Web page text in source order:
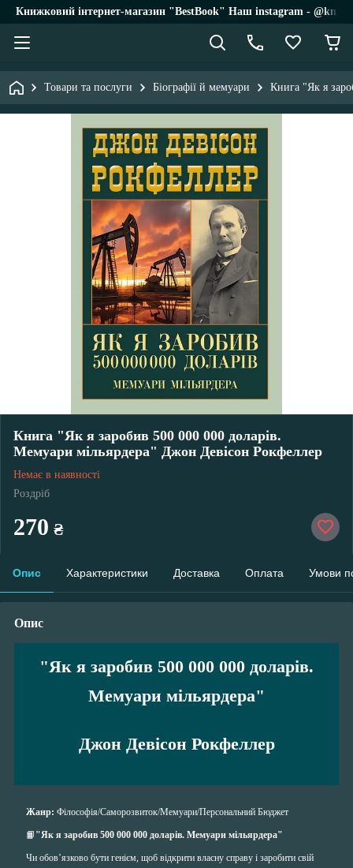
Книжковий інтернет-магазин "BestBook" Наш instagram -
Товари та послуги Біографії й мемуари Книга "Як я
Книга "Як я заробив 500 000 000 доларів.
Мемуари мільярдера" Джон Девісон Рокфеллер
Немає в наявності
Роздріб
270 ₴
Опис Характеристики Доставка Оплата Умови
Опис
"Як я заробив 500 000 000 доларів.
Мемуари мільярдера"
Джон Девісон Рокфеллер
Жанр: Фiлософiя/Саморозвиток/Мемуари/Персональний Бюджет
📙 "Як я заробив 500 000 000 доларів. Мемуари мільярдера"
Чи обов’язково бути генієм, щоб відкрити власну справу і заробити свій